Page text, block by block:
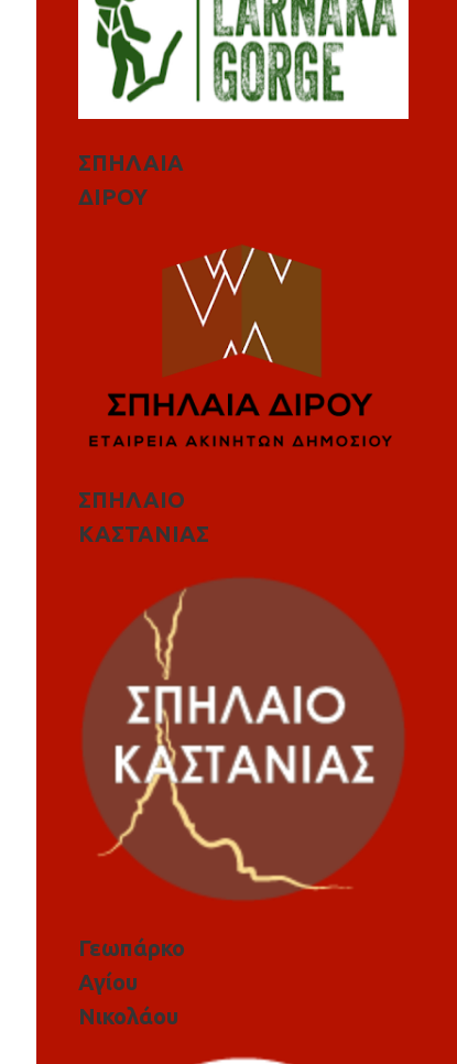
ΣΠΗΛΑΙΑ
ΔΙΡΟΥ
ΣΠΗΛΑΙΟ
ΚΑΣΤΑΝΙΑΣ
Γεωπάρκο
Αγίου
Νικολάου